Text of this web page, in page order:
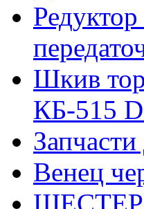
Шкив
КБ-515
Венец